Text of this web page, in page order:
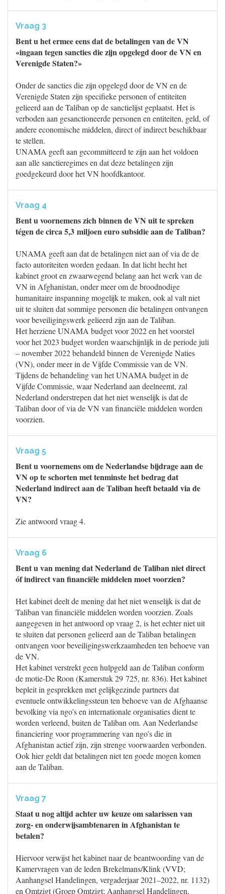
Vraag 3
Bent u het ermee eens dat de betalingen van de VN
«ingaan tegen sancties die zijn opgelegd door de VN en
Verenigde Staten?»
Onder de sancties die zijn opgelegd door de VN en de
Verenigde Staten zijn specifieke personen of entiteiten
gelieerd aan de Taliban op de sanctielijst geplaatst. Het is
verboden aan gesanctioneerde personen en entiteiten, geld, of
andere economische middelen, direct of indirect beschikbaar
te stellen.
UNAMA geeft aan gecommitteerd te zijn aan het voldoen
aan alle sanctieregimes en dat deze betalingen zijn
goedgekeurd door het VN hoofdkantoor.
Vraag 4
Bent u voornemens zich binnen de VN uit te spreken
tégen de circa 5,3 miljoen euro subsidie aan de Taliban?
UNAMA geeft aan dat de betalingen niet aan of via de de
facto autoriteiten worden gedaan. In dat licht hecht het
kabinet groot en zwaarwegend belang aan het werk van de
VN in Afghanistan, onder meer om de broodnodige
humanitaire inspanning mogelijk te maken, ook al valt niet
uit te sluiten dat sommige personen die betalingen ontvangen
voor beveiligingswerk gelieerd zijn aan de Taliban.
Het herziene UNAMA budget voor 2022 en het voorstel
voor het 2023 budget worden waarschijnlijk in de periode juli
– november 2022 behandeld binnen de Verenigde Naties
(VN), onder meer in de Vijfde Commissie van de VN.
Tijdens de behandeling van het UNAMA budget in de
Vijfde Commissie, waar Nederland aan deelneemt, zal
Nederland onderstrepen dat het niet wenselijk is dat de
Taliban door of via de VN van financiële middelen worden
voorzien.
Vraag 5
Bent u voornemens om de Nederlandse bijdrage aan de
VN op te schorten met tenminste het bedrag dat
Nederland indirect aan de Taliban heeft betaald via de
VN?
Zie antwoord vraag 4.
Vraag 6
Bent u van mening dat Nederland de Taliban niet direct
óf indirect van financiële middelen moet voorzien?
Het kabinet deelt de mening dat het niet wenselijk is dat de
Taliban van financiële middelen worden voorzien. Zoals
aangegeven in het antwoord op vraag 2, is het echter niet uit
te sluiten dat personen gelieerd aan de Taliban betalingen
ontvangen voor beveiligingswerkzaamheden ten behoeve van
de VN.
Het kabinet verstrekt geen hulpgeld aan de Taliban conform
de motie-De Roon (Kamerstuk 29 725, nr. 836). Het kabinet
bepleit in gesprekken met gelijkgezinde partners dat
eventuele ontwikkelingssteun ten behoeve van de Afghaanse
bevolking via ngo’s en internationale organisaties dient te
worden verleend, buiten de Taliban om. Aan Nederlandse
financiering voor programmering van ngo’s die in
Afghanistan actief zijn, zijn strenge voorwaarden verbonden.
Ook hier geldt dat betalingen niet ten goede mogen komen
aan de Taliban.
Vraag 7
Staat u nog altijd achter uw keuze om salarissen van
zorg- en onderwijsambtenaren in Afghanistan te
betalen?
Hiervoor verwijst het kabinet naar de beantwoording van de
Kamervragen van de leden Brekelmans/Klink (VVD;
Aanhangsel Handelingen, vergaderjaar 2021–2022, nr. 1132)
en Omtzigt (Groep Omtzigt; Aanhangsel Handelingen,